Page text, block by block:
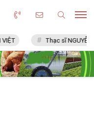
Thạc sĩ NGUYỄN VĂN CHÍ